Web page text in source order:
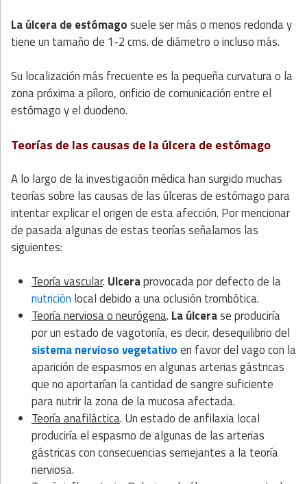
La úlcera de estómagosuele ser más o menos redonda y
tiene un tamaño de 1-2 cms. de diámetro o incluso más.
Su localización más frecuente es la pequeña curvatura o la
zona próxima a píloro, orificio de comunicación entre el
estómago y el duodeno.
Teorías de las causas de la úlcera de estómago
A lo largo de la investigación médica han surgido muchas
teorías sobre las causas de las úlceras de estómago para
intentar explicar el origen de esta afección. Por mencionar
de pasada algunas de estas teorías señalamos las
siguientes:
Teoría vascular. Ulceraprovocada por defecto de la
nutrición local debido a una oclusión trombótica.
Teoría nerviosa o neurógena. La úlcerase produciría
por un estado de vagotonía, es decir, desequilibrio del
sistema nervioso vegetativoen favor del vago con la
aparición de espasmos en algunas arterias gástricas
que no aportarían la cantidad de sangre suficiente
para nutrir la zona de la mucosa afectada.
Teoría anafiláctica. Un estado de anfilaxia local
produciría el espasmo de algunas de las arterias
gástricas con consecuencias semejantes a la teoría
nerviosa.